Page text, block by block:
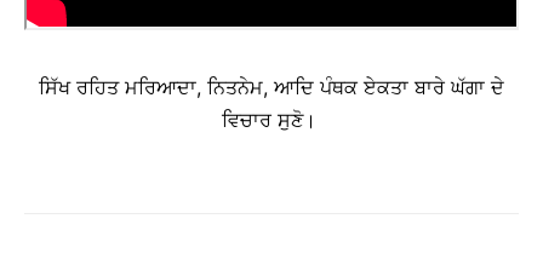
ਸਿੱਖ ਰਹਿਤ ਮਰਿਆਦਾ, ਨਿਤਨੇਮ, ਆਦਿ ਪੰਥਕ ਏਕਤਾ ਬਾਰੇ ਘੱਗਾ ਦੇ
ਵਿਚਾਰ ਸੁਣੋ।